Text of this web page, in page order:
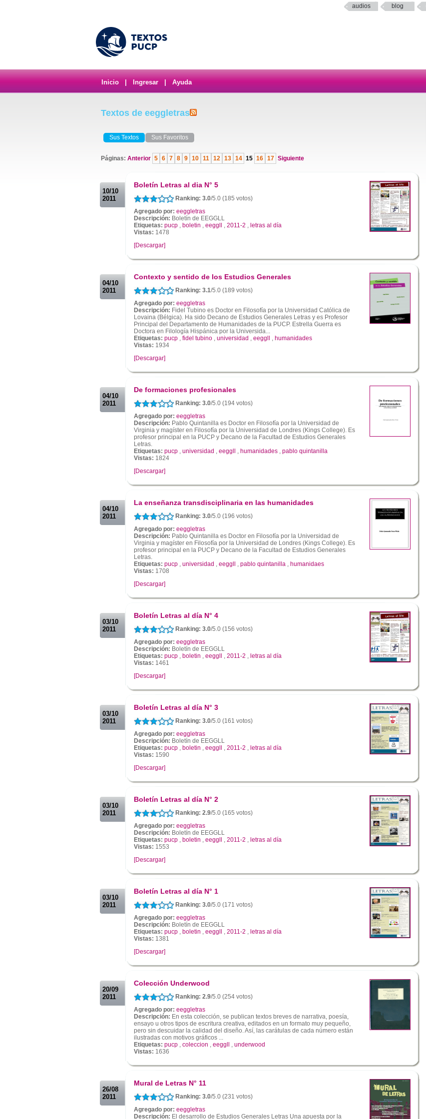
audios blog
Inicio Ingresar Ayuda
Textos de eeggletras
Sus Textos Sus Favoritos
Páginas: Anterior 5 6 7 8 9 10 11 12 13 14 15 16 17 Siguiente
10/10
2011
Boletín Letras al dia N° 5
Ranking: 3.0/5.0 (185 votos)
Agregado por: eeggletras
Descripción: Boletín de EEGGLL
Etiquetas: pucp boletin eeggll 2011-2
letras al día
Vistas: 1478
[Descargar]
04/10
2011
Contexto y sentido de los Estudios Generales
Ranking: 3.1/5.0 (189 votos)
Agregado por: eeggletras
Descripción: Fidel Tubino es Doctor en Filosofía por la Universidad Católica de
Lovaina (Bélgica). Ha sido Decano de Estudios Generales Letras y es Profesor
Principal del Departamento de Humanidades de la PUCP. Estrella Guerra es
Doctora en Filología Hispánica por la Universida...
Etiquetas: pucp fidel tubino universidad eeggll
humanidades
Vistas: 1934
[Descargar]
04/10
2011
De formaciones profesionales
Ranking: 3.0/5.0 (194 votos)
Agregado por: eeggletras
Descripción: Pablo Quintanilla es Doctor en Filosofía por la Universidad de
Virginia y magíster en Filosofía por la Universidad de Londres (Kings College). Es
profesor principal en la PUCP y Decano de la Facultad de Estudios Generales
Letras.
Etiquetas: pucp universidad eeggll humanidades
pablo quintanilla
Vistas: 1824
[Descargar]
04/10
2011
La enseñanza transdisciplinaria en las humanidades
Ranking: 3.0/5.0 (196 votos)
Agregado por: eeggletras
Descripción: Pablo Quintanilla es Doctor en Filosofía por la Universidad de
Virginia y magíster en Filosofía por la Universidad de Londres (Kings College). Es
profesor principal en la PUCP y Decano de la Facultad de Estudios Generales
Letras.
Etiquetas: pucp universidad eeggll pablo quintanilla
humanidaes
Vistas: 1708
[Descargar]
03/10
2011
Boletín Letras al día N° 4
Ranking: 3.0/5.0 (156 votos)
Agregado por: eeggletras
Descripción: Boletín de EEGGLL
Etiquetas: pucp boletin eeggll 2011-2
letras al día
Vistas: 1461
[Descargar]
03/10
2011
Boletín Letras al día N° 3
Ranking: 3.0/5.0 (161 votos)
Agregado por: eeggletras
Descripción: Boletín de EEGGLL
Etiquetas: pucp boletin eeggll 2011-2
letras al día
Vistas: 1590
[Descargar]
03/10
2011
Boletín Letras al día N° 2
Ranking: 2.9/5.0 (165 votos)
Agregado por: eeggletras
Descripción: Boletín de EEGGLL
Etiquetas: pucp boletin eeggll 2011-2
letras al día
Vistas: 1553
[Descargar]
03/10
2011
Boletín Letras al día N° 1
Ranking: 3.0/5.0 (171 votos)
Agregado por: eeggletras
Descripción: Boletín de EEGGLL
Etiquetas: pucp boletin eeggll 2011-2
letras al día
Vistas: 1381
[Descargar]
20/09
2011
Colección Underwood
Ranking: 2.9/5.0 (254 votos)
Agregado por: eeggletras
Descripción: En esta colección, se publican textos breves de narrativa, poesía,
ensayo u otros tipos de escritura creativa, editados en un formato muy pequeño,
pero sin descuidar la calidad del diseño. Así, las carátulas de cada número están
ilustradas con motivos gráficos ...
Etiquetas: pucp coleccion eeggll
underwood
Vistas: 1636
26/08
2011
Mural de Letras N° 11
Ranking: 3.0/5.0 (231 votos)
Agregado por: eeggletras
Descripción: El desarrollo de Estudios Generales Letras Una apuesta por la